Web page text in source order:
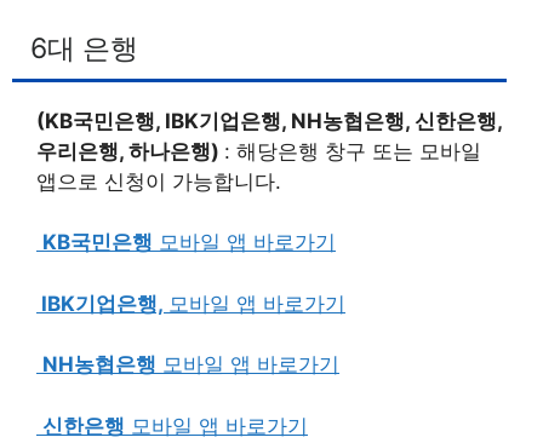
6대 은행
(KB국민은행, IBK기업은행, NH농협은행, 신한은행,
우리은행, 하나은행) : 해당은행 창구 또는 모바일
앱으로 신청이 가능합니다.
KB국민은행 모바일 앱 바로가기
IBK기업은행, 모바일 앱 바로가기
NH농협은행 모바일 앱 바로가기
신한은행 모바일 앱 바로가기